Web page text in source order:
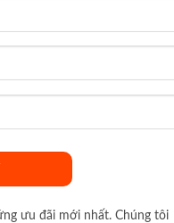
ưu đãi mới nhất. Chúng tôi